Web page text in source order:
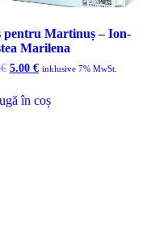
pentru Martinuș – Ion-
Marilena
€ Prețul
a
fost:
5.00 €Prețul
5.00 €.
inklusive 7% MwSt.
în coș